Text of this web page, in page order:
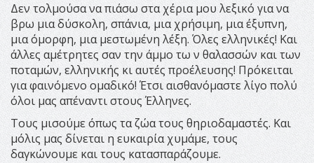
Δεν τολμούσα να πιάσω στα χέρια μου λεξικό για να
βρω μια δύσκολη, σπάνια, μια χρήσιμη, μια έξυπνη,
μια όμορφη, μια μεστωμένη λέξη. Όλες ελληνικές! Και
άλλες αμέτρητες σαν την άμμο τω ν θαλασσών και των
ποταμών, ελληνικής κι αυτές προέλευσης! Πρόκειται
για φαινόμενο ομαδικό! Έτσι αισθανόμαστε λίγο πολύ
όλοι μας απέναντι στους Έλληνες.
Τους μισούμε όπως τα ζώα τους θηριοδαμαστές. Και
μόλις μας δίνεται η ευκαιρία χυμάμε, τους
δαγκώνουμε και τους κατασπαράζουμε.